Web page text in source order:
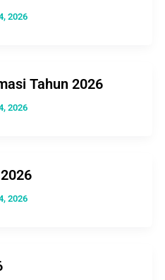
2026
Tahun 2026
2026
2026